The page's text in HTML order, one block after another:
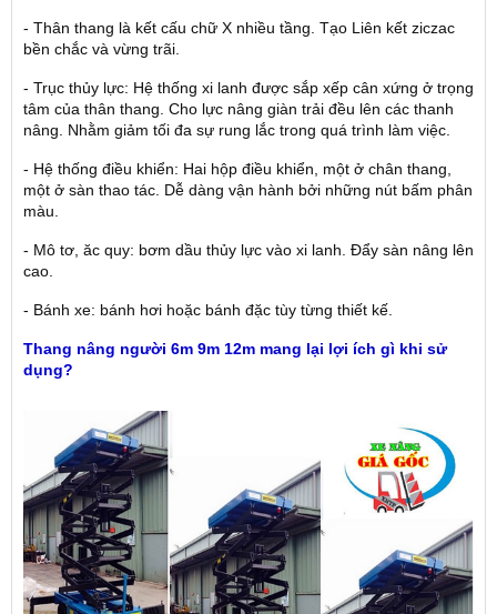
- Thân thang là kết cấu chữ X nhiều tầng. Tạo Liên kết ziczac
bền chắc và vừng trãi.
- Trục thủy lực: Hệ thống xi lanh được sắp xếp cân xứng ở trọng
tâm của thân thang. Cho lực nâng giàn trải đều lên các thanh
nâng. Nhằm giảm tối đa sự rung lắc trong quá trình làm việc.
- Hệ thống điều khiển: Hai hộp điều khiển, một ở chân thang,
một ở sàn thao tác. Dễ dàng vận hành bởi những nút bấm phân
màu.
- Mô tơ, ăc quy: bơm dầu thủy lực vào xi lanh. Đẩy sàn nâng lên
cao.
- Bánh xe: bánh hơi hoặc bánh đặc tùy từng thiết kế.
Thang nâng người 6m 9m 12m mang lại lợi ích gì khi sử
dụng?